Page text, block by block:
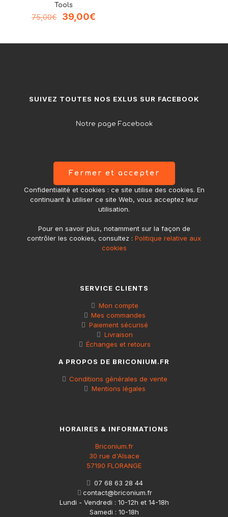
Tools
75,00€
Le
était :
39,00€Le
est :
SUIVEZ TOUTES NOS EXLUS SUR FACEBOOK
Notre page Facebook
Confidentialité et cookies : ce site utilise des cookies. En
continuant à utiliser ce site Web, vous acceptez leur
utilisation.
Pour en savoir plus, notamment sur la façon de
contrôler les cookies, consultez : Politique relative aux
cookies
SERVICE CLIENTS
Mon compte
Mes commandes
Paiement sécurisé
Livraison
Échanges et retours
A PROPOS DE BRICONIUM.FR
Conditions générales de vente
Mentions légales
HORAIRES & INFORMATIONS
Briconium.fr
30 rue d'Alsace
57190 FLORANGE
07 68 63 28 44
contact@briconium.fr
Lundi - Vendredi : 10-12h et 14-18h
Samedi : 10-18h